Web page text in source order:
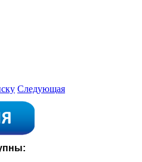
Следующая